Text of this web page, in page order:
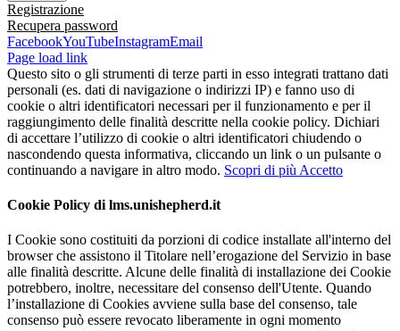
Registrazione
Recupera password
FacebookYouTubeInstagramEmail
Page load link
Questo sito o gli strumenti di terze parti in esso integrati trattano dati
personali (es. dati di navigazione o indirizzi IP) e fanno uso di
cookie o altri identificatori necessari per il funzionamento e per il
raggiungimento delle finalità descritte nella cookie policy. Dichiari
di accettare l’utilizzo di cookie o altri identificatori chiudendo o
nascondendo questa informativa, cliccando un link o un pulsante o
continuando a navigare in altro modo. Scopri di più Accetto
Cookie Policy di lms.unishepherd.it
I Cookie sono costituiti da porzioni di codice installate all'interno del
browser che assistono il Titolare nell’erogazione del Servizio in base
alle finalità descritte. Alcune delle finalità di installazione dei Cookie
potrebbero, inoltre, necessitare del consenso dell'Utente. Quando
l’installazione di Cookies avviene sulla base del consenso, tale
consenso può essere revocato liberamente in ogni momento